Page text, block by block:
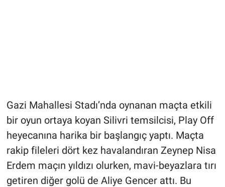
Gazi Mahallesi Stadı’nda oynanan maçta etkili
bir oyun ortaya koyan Silivri temsilcisi, Play Off
heyecanına harika bir başlangıç yaptı. Maçta
rakip fileleri dört kez havalandıran Zeynep Nisa
Erdem maçın yıldızı olurken, mavi-beyazlara tırı
getiren diğer golü de Aliye Gencer attı. Bu